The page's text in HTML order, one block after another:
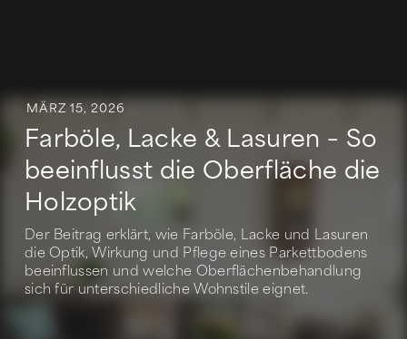
MÄRZ 15, 2026
Farböle, Lacke & Lasuren – So
beeinflusst die Oberfläche die
Holzoptik
Der Beitrag erklärt, wie Farböle, Lacke und Lasuren
die Optik, Wirkung und Pflege eines Parkettbodens
beeinflussen und welche Oberflächenbehandlung
sich für unterschiedliche Wohnstile eignet.